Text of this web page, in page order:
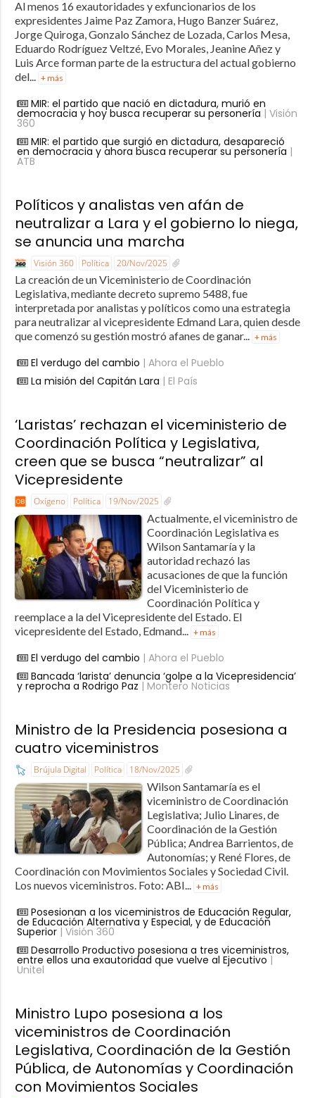
Al menos 16 exautoridades y exfuncionarios de los
expresidentes Jaime Paz Zamora, Hugo Banzer Suárez,
Jorge Quiroga, Gonzalo Sánchez de Lozada, Carlos Mesa,
Eduardo Rodríguez Veltzé, Evo Morales, Jeanine Añez y
Luis Arce forman parte de la estructura del actual gobierno
del...
+ más
MIR: el partido que nació en dictadura, murió en
democracia y hoy busca recuperar su personería | Visión
360
MIR: el partido que surgió en dictadura, desapareció
en democracia y ahora busca recuperar su personería |
ATB
Políticos y analistas ven afán de
neutralizar a Lara y el gobierno lo niega,
se anuncia una marcha
Visión 360 Política 20/Nov/2025
La creación de un Viceministerio de Coordinación
Legislativa, mediante decreto supremo 5488, fue
interpretada por analistas y políticos como una estrategia
para neutralizar al vicepresidente Edmand Lara, quien desde
que comenzó su gestión mostró afanes de ganar... + más
El verdugo del cambio | Ahora el Pueblo
La misión del Capitán Lara | El País
‘Laristas’ rechazan el viceministerio de
Coordinación Política y Legislativa,
creen que se busca “neutralizar” al
Vicepresidente
Oxígeno Política 19/Nov/2025
Actualmente, el viceministro de
Coordinación Legislativa es
Wilson Santamaría y la
autoridad rechazó las
acusaciones de que la función
del Viceministerio de
Coordinación Política y
reemplace a la del Vicepresidente del Estado. El
vicepresidente del Estado, Edmand... + más
El verdugo del cambio | Ahora el Pueblo
Bancada ‘larista’ denuncia ‘golpe a la Vicepresidencia’
y reprocha a Rodrigo Paz | Montero Noticias
Ministro de la Presidencia posesiona a
cuatro viceministros
Brújula Digital Política 18/Nov/2025
Wilson Santamaría es el
viceministro de Coordinación
Legislativa; Julio Linares, de
Coordinación de la Gestión
Pública; Andrea Barrientos, de
Autonomías; y René Flores, de
Coordinación con Movimientos Sociales y Sociedad Civil.
Los nuevos viceministros. Foto: ABI... + más
Posesionan a los viceministros de Educación Regular,
de Educación Alternativa y Especial, y de Educación
Superior| Visión 360
Desarrollo Productivo posesiona a tres viceministros,
entre ellos una exautoridad que vuelve al Ejecutivo |
Unitel
Ministro Lupo posesiona a los
viceministros de Coordinación
Legislativa, Coordinación de la Gestión
Pública, de Autonomías y Coordinación
con Movimientos Sociales